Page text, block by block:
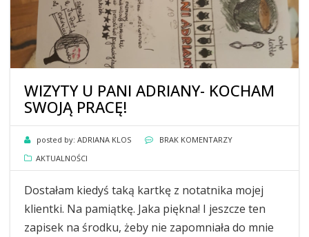
WIZYTY U PANI ADRIANY- KOCHAM
SWOJĄ PRACĘ!
posted by: ADRIANA KLOS
BRAK KOMENTARZY
AKTUALNOŚCI
Dostałam kiedyś taką kartkę z notatnika mojej
klientki. Na pamiątkę. Jaka piękna! I jeszcze ten
zapisek na środku, żeby nie zapomniała do mnie